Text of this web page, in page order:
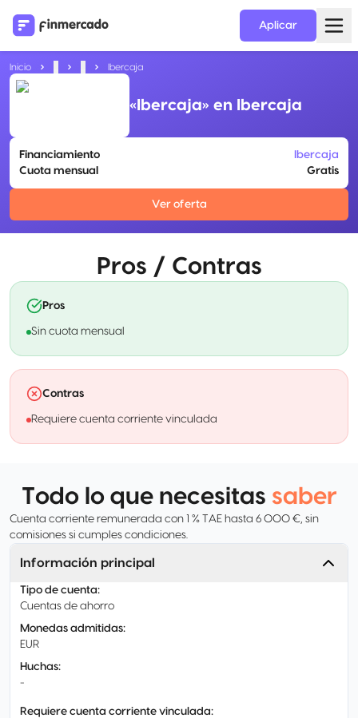
Aplicar
Inicio Ibercaja
«Ibercaja» en Ibercaja
Financiamiento
Ibercaja
Cuota mensual
Gratis
Ver oferta
Pros / Contras
Pros
Sin cuota mensual
Contras
Requiere cuenta corriente vinculada
Todo lo que necesitas saber
Cuenta corriente remunerada con 1 % TAE hasta 6 000 €, sin
comisiones si cumples condiciones.
Información principal
Tipo de cuenta:
Cuentas de ahorro
Monedas admitidas:
EUR
Huchas:
-
Requiere cuenta corriente vinculada: